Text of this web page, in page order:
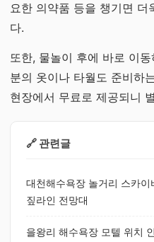
요한 의약품 등을 챙기면 더
다.
또한, 물놀이 후에 바로 이
분의 옷이나 타월도 준비하
현장에서 무료로 제공되니
🔗 관련글
대천해수욕장 놀거리 스카이
짚라인 전망대
을왕리 해수욕장 모텔 위치